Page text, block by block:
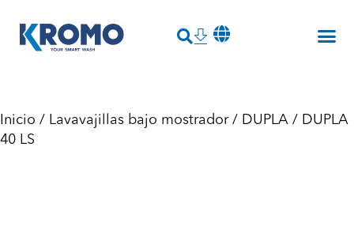
Inicio / Lavavajillas bajo mostrador/ DUPLA / DUPLA
40 LS